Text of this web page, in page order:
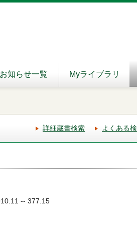
お知らせ一覧 Myライブラリ
詳細蔵書検索 よくある
-- 377.15